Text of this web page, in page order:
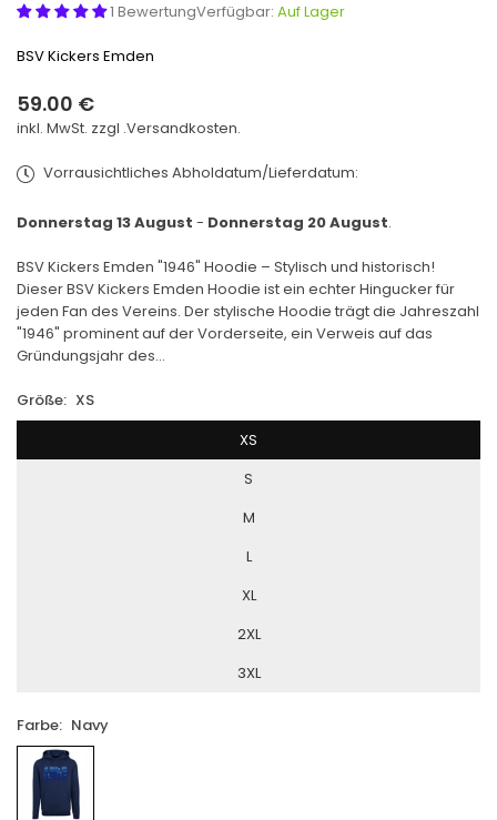
1 BewertungVerfügbar: Auf Lager
BSV Kickers Emden
Normaler
Preis
59.00 €
inkl. MwSt. zzgl .Versandkosten.
Vorrausichtliches Abholdatum/Lieferdatum:
Donnerstag 13 August - Donnerstag 20 August.
BSV Kickers Emden "1946" Hoodie – Stylisch und historisch!
Dieser BSV Kickers Emden Hoodie ist ein echter Hingucker für
jeden Fan des Vereins. Der stylische Hoodie trägt die Jahreszahl
"1946" prominent auf der Vorderseite, ein Verweis auf das
Gründungsjahr des...
Größe: XS
XS
S
M
L
XL
2XL
3XL
Farbe: Navy